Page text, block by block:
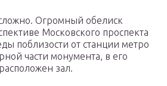
Огромный обелиск
Московского проспекта
поблизости от станции метро
части монумента, в его
зал.